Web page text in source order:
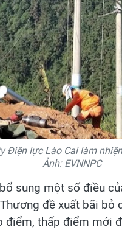
Điện lực Lào Cai làm
Ảnh: EVNNPC
sung một số điều
đề xuất bãi bỏ
thấp điểm mới